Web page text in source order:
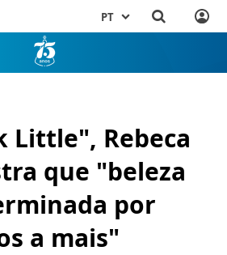
PT
Little", Rebeca
que "beleza
por
a mais"